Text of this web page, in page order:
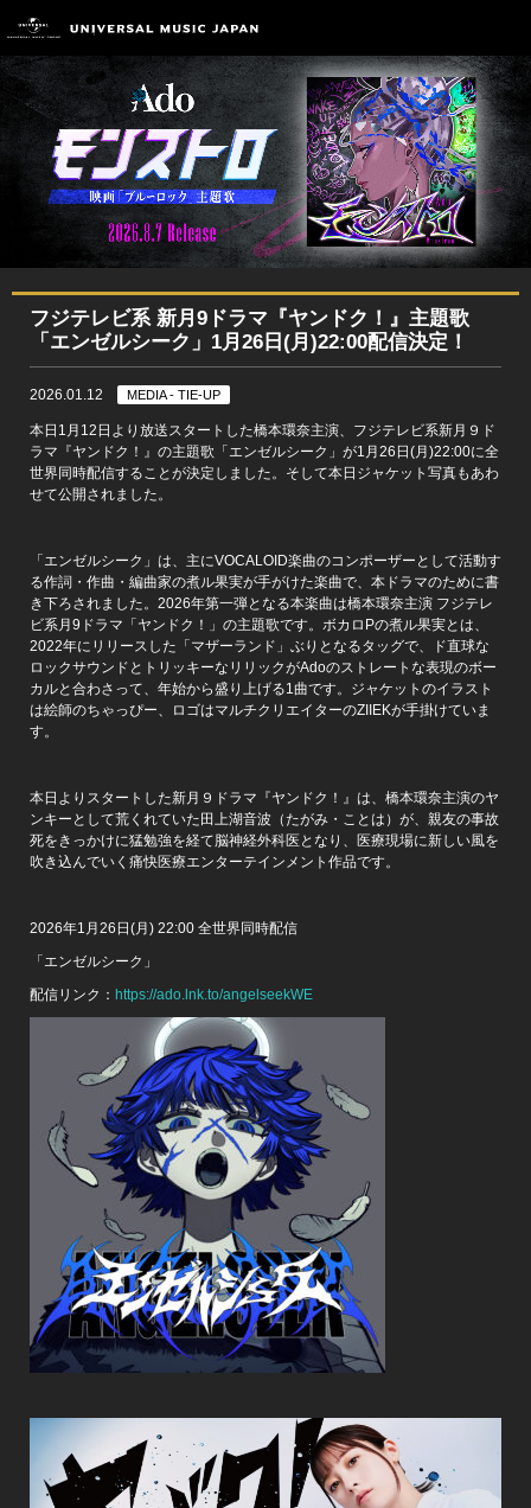
フジテレビ系 新月9ドラマ『ヤンドク！』主題歌
「エンゼルシーク」1月26日(月)22:00配信決定！
2026.01.12 MEDIA - TIE-UP
本日1月12日より放送スタートした橋本環奈主演、フジテレビ系新月９ド
ラマ『ヤンドク！』の主題歌「エンゼルシーク」が1月26日(月)22:00に全
世界同時配信することが決定しました。そして本日ジャケット写真もあわ
せて公開されました。
「エンゼルシーク」は、主にVOCALOID楽曲のコンポーザーとして活動す
る作詞・作曲・編曲家の煮ル果実が手がけた楽曲で、本ドラマのために書
き下ろされました。2026年第一弾となる本楽曲は橋本環奈主演 フジテレ
ビ系月9ドラマ「ヤンドク！」の主題歌です。ボカロPの煮ル果実とは、
2022年にリリースした「マザーランド」ぶりとなるタッグで、ド直球な
ロックサウンドとトリッキーなリリックがAdoのストレートな表現のボー
カルと合わさって、年始から盛り上げる1曲です。ジャケットのイラスト
は絵師のちゃっぴー、ロゴはマルチクリエイターのZIIEKが手掛けていま
す。
本日よりスタートした新月９ドラマ『ヤンドク！』は、橋本環奈主演のヤ
ンキーとして荒くれていた田上湖音波（たがみ・ことは）が、親友の事故
死をきっかけに猛勉強を経て脳神経外科医となり、医療現場に新しい風を
吹き込んでいく痛快医療エンターテインメント作品です。
2026年1月26日(月) 22:00 全世界同時配信
「エンゼルシーク」
配信リンク： https://ado.lnk.to/angelseekWE